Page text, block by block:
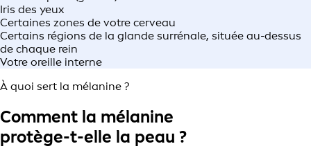
Iris des yeux
Certaines zones de votre cerveau
Certains régions de la glande surrénale, située au-dessus
de chaque rein
Votre oreille interne
À quoi sert la mélanine ?
Comment la mélanine
protège-t-elle la peau ?